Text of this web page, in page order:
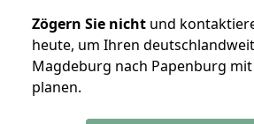
Zögern Sie nicht und
heute, um Ihren
Magdeburg nach Papenburg
planen.